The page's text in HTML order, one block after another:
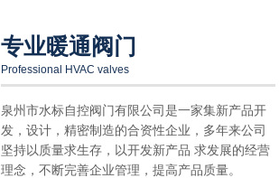
专业暖通阀门
Professional HVAC valves
泉州市水标自控阀门有限公司是一家集新产品开
发，设计，精密制造的合资性企业，多年来公司
坚持以质量求生存，以开发新产品 求发展的经营
理念，不断完善企业管理，提高产品质量。